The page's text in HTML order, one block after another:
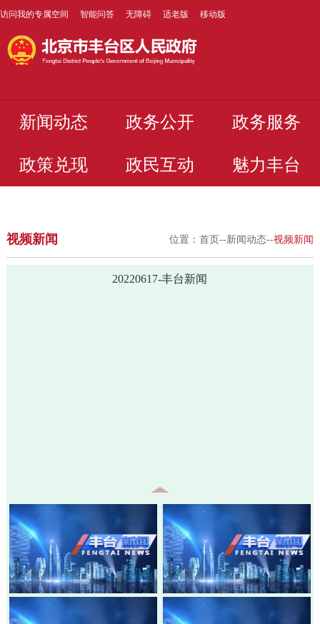
访问我的专属空间 智能问答 无障碍 适老版 移动版
新闻动态 政务公开 政务服务
政策兑现 政民互动 魅力丰台
视频新闻 位置：首页--新闻动态--视频新闻
20220617-丰台新闻
20260805-丰台新闻